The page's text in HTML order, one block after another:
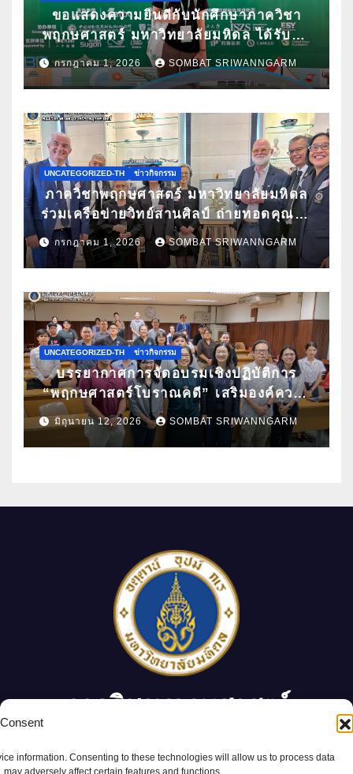
information. Consenting to these technologies will allow us to process data
adversely affect certain features and functions.
ขอแสดงความยินดีกับนักศึกษาภาควิชา
พฤกษศาสตร์ มหาวิทยาลัยมหิดล ได้รับคัด
เลือกนำเสนอผลงานวิจัยในการประชุม
วิชาการนานาชาติ ATBC 2026 พร้อมรับ
ทุนสนับสนุนการเข้าร่วมประชุม
กรกฎาคม 1, 2026 SOMBAT SRIWANNGARM
UNCATEGORIZED-TH ข่าวกิจกรรม
ภาควิชาพฤกษศาสตร์ มหาวิทยาลัยมหิดล
ร่วมเครือข่ายวิทย์สานศิลป์ ถ่ายทอดคุณค่า
กล้วยไม้ไทยผ่านงานศิลปะ ในนิทรรศการ
“กล้วยไม้แห่งสยามนามไซเดนฟาเดน” ณ
สถานเอกอัครราชทูตเดนมาร์กประจำ
ประเทศไทย
กรกฎาคม 1, 2026 SOMBAT SRIWANNGARM
UNCATEGORIZED-TH ข่าวกิจกรรม
บรรยากาศการจัดอบรมเชิงปฏิบัติการ
“พฤกษศาสตร์โบราณคดี” เสริมองค์ความ
รู้ด้านการศึกษาซากพืชโบราณด้วยเทคนิค
ทางวิทยาศาสตร์
มิถุนายน 12, 2026 SOMBAT SRIWANNGARM
ภาควิชาพฤกษศาสตร์
ภาควิชาพฤกษศาสตร์ คณะวิทยาศาสตร์ มหาวิทยาลัยมหิดล